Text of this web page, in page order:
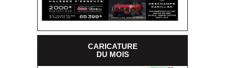
CARICATURE
DU MOIS